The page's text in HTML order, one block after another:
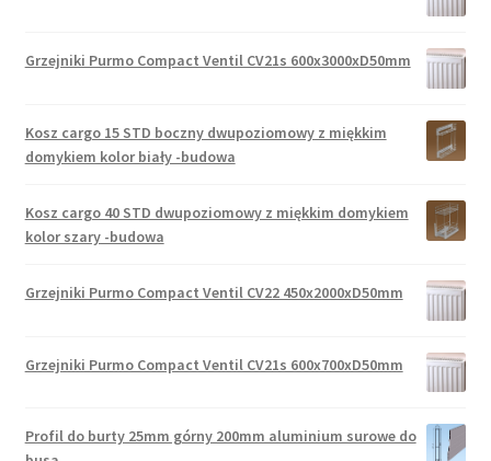
Grzejniki Purmo Compact Ventil CV21s 600x3000xD50mm
Kosz cargo 15 STD boczny dwupoziomowy z miękkim
domykiem kolor biały -budowa
Kosz cargo 40 STD dwupoziomowy z miękkim domykiem
kolor szary -budowa
Grzejniki Purmo Compact Ventil CV22 450x2000xD50mm
Grzejniki Purmo Compact Ventil CV21s 600x700xD50mm
Profil do burty 25mm górny 200mm aluminium surowe do